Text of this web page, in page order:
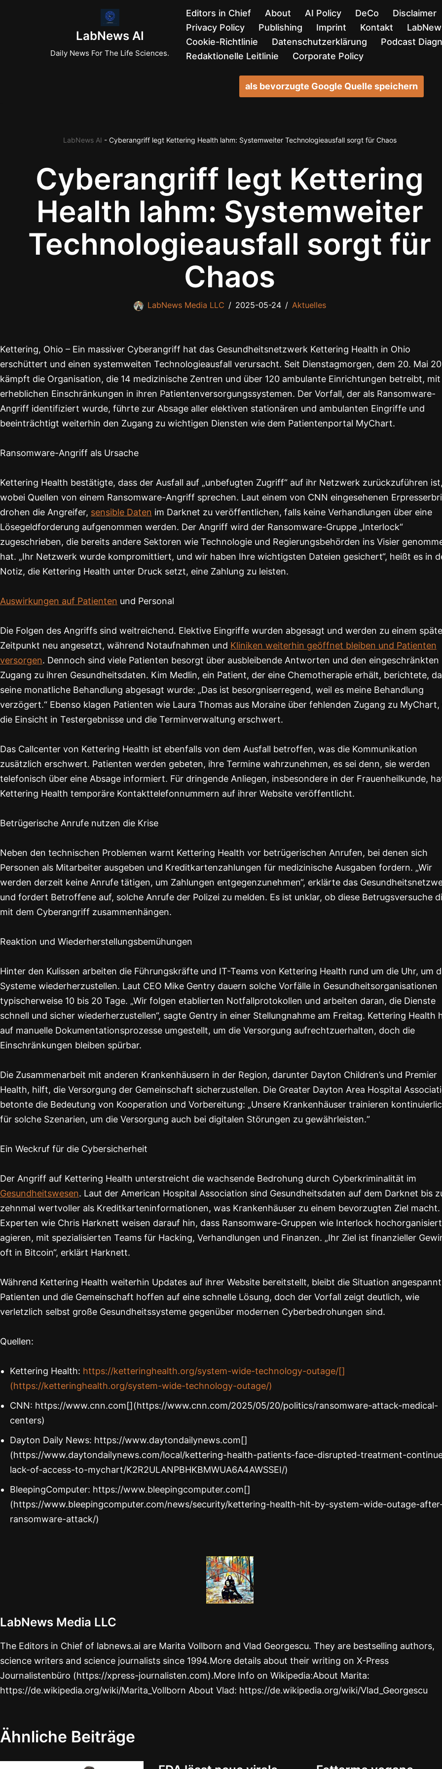
LabNews AI
Daily News For The Life Sciences.
Editors in Chief About AI Policy DeCo Disclaimer
Privacy Policy
Publishing Imprint Kontakt
Cookie-Richtlinie
Datenschutzerklärung
Podcast
Redaktionelle Leitlinie
Corporate Policy
als bevorzugte Google Quelle speichern
LabNews AI - Cyberangriff legt Kettering Health lahm: Systemweiter Technologieausfall sorgt für Chaos
Cyberangriff legt Kettering
Health lahm: Systemweiter
Technologieausfall sorgt für
Chaos
LabNews Media LLC 2025-05-24 Aktuelles
Kettering, Ohio – Ein massiver Cyberangriff hat das Gesundheitsnetzwerk Kettering Health in Ohio
erschüttert und einen systemweiten Technologieausfall verursacht. Seit Dienstagmorgen, dem 20. Mai
kämpft die Organisation, die 14 medizinische Zentren und über 120 ambulante Einrichtungen betreibt, mit
erheblichen Einschränkungen in ihren Patientenversorgungssystemen. Der Vorfall, der als Ransomware-
Angriff identifiziert wurde, führte zur Absage aller elektiven stationären und ambulanten Eingriffe und
beeinträchtigt weiterhin den Zugang zu wichtigen Diensten wie dem Patientenportal MyChart.
Ransomware-Angriff als Ursache
Kettering Health bestätigte, dass der Ausfall auf „unbefugten Zugriff“ auf ihr Netzwerk zurückzuführen ist,
wobei Quellen von einem Ransomware-Angriff sprechen. Laut einem von CNN eingesehenen
drohen die Angreifer, sensible Daten im Darknet zu veröffentlichen, falls keine Verhandlungen über eine
Lösegeldforderung aufgenommen werden. Der Angriff wird der Ransomware-Gruppe „Interlock“
zugeschrieben, die bereits andere Sektoren wie Technologie und Regierungsbehörden ins Visier
hat. „Ihr Netzwerk wurde kompromittiert, und wir haben Ihre wichtigsten Dateien gesichert“, heißt es in
Notiz, die Kettering Health unter Druck setzt, eine Zahlung zu leisten.
Auswirkungen auf Patienten und Personal
Die Folgen des Angriffs sind weitreichend. Elektive Eingriffe wurden abgesagt und werden zu einem
Zeitpunkt neu angesetzt, während Notaufnahmen und Kliniken weiterhin geöffnet bleiben und Patienten
versorgen. Dennoch sind viele Patienten besorgt über ausbleibende Antworten und den eingeschränkten
Zugang zu ihren Gesundheitsdaten. Kim Medlin, ein Patient, der eine Chemotherapie erhält, berichtete,
seine monatliche Behandlung abgesagt wurde: „Das ist besorgniserregend, weil es meine Behandlung
verzögert.“ Ebenso klagen Patienten wie Laura Thomas aus Moraine über fehlenden Zugang zu MyChart,
die Einsicht in Testergebnisse und die Terminverwaltung erschwert.
Das Callcenter von Kettering Health ist ebenfalls von dem Ausfall betroffen, was die Kommunikation
zusätzlich erschwert. Patienten werden gebeten, ihre Termine wahrzunehmen, es sei denn, sie werden
telefonisch über eine Absage informiert. Für dringende Anliegen, insbesondere in der Frauenheilkunde,
Kettering Health temporäre Kontakttelefonnummern auf ihrer Website veröffentlicht.
Betrügerische Anrufe nutzen die Krise
Neben den technischen Problemen warnt Kettering Health vor betrügerischen Anrufen, bei denen sich
Personen als Mitarbeiter ausgeben und Kreditkartenzahlungen für medizinische Ausgaben fordern. „Wir
werden derzeit keine Anrufe tätigen, um Zahlungen entgegenzunehmen“, erklärte das
und fordert Betroffene auf, solche Anrufe der Polizei zu melden. Es ist unklar, ob diese Betrugsversuche
mit dem Cyberangriff zusammenhängen.
Reaktion und Wiederherstellungsbemühungen
Hinter den Kulissen arbeiten die Führungskräfte und IT-Teams von Kettering Health rund um die Uhr, um
Systeme wiederherzustellen. Laut CEO Mike Gentry dauern solche Vorfälle in Gesundheitsorganisationen
typischerweise 10 bis 20 Tage. „Wir folgen etablierten Notfallprotokollen und arbeiten daran, die Dienste
schnell und sicher wiederherzustellen“, sagte Gentry in einer Stellungnahme am Freitag. Kettering Health
auf manuelle Dokumentationsprozesse umgestellt, um die Versorgung aufrechtzuerhalten, doch die
Einschränkungen bleiben spürbar.
Die Zusammenarbeit mit anderen Krankenhäusern in der Region, darunter Dayton Children’s und Premier
Health, hilft, die Versorgung der Gemeinschaft sicherzustellen. Die Greater Dayton Area Hospital
betonte die Bedeutung von Kooperation und Vorbereitung: „Unsere Krankenhäuser trainieren
für solche Szenarien, um die Versorgung auch bei digitalen Störungen zu gewährleisten.“
Ein Weckruf für die Cybersicherheit
Der Angriff auf Kettering Health unterstreicht die wachsende Bedrohung durch Cyberkriminalität im
Gesundheitswesen. Laut der American Hospital Association sind Gesundheitsdaten auf dem Darknet bis
zehnmal wertvoller als Kreditkarteninformationen, was Krankenhäuser zu einem bevorzugten Ziel macht.
Experten wie Chris Harknett weisen darauf hin, dass Ransomware-Gruppen wie Interlock hochorganisiert
agieren, mit spezialisierten Teams für Hacking, Verhandlungen und Finanzen. „Ihr Ziel ist finanzieller
oft in Bitcoin“, erklärt Harknett.
Während Kettering Health weiterhin Updates auf ihrer Website bereitstellt, bleibt die Situation
Patienten und die Gemeinschaft hoffen auf eine schnelle Lösung, doch der Vorfall zeigt deutlich, wie
verletzlich selbst große Gesundheitssysteme gegenüber modernen Cyberbedrohungen sind.
Quellen:
Kettering Health: https://ketteringhealth.org/system-wide-technology-outage/[]
(https://ketteringhealth.org/system-wide-technology-outage/)
CNN: https://www.cnn.com[](https://www.cnn.com/2025/05/20/politics/ransomware-attack-medical-
centers)
Dayton Daily News: https://www.daytondailynews.com[]
(https://www.daytondailynews.com/local/kettering-health-patients-face-disrupted-treatment-
lack-of-access-to-mychart/K2R2ULANPBHKBMWUA6A4AWSSEI/)
BleepingComputer: https://www.bleepingcomputer.com[]
(https://www.bleepingcomputer.com/news/security/kettering-health-hit-by-system-wide-outage-
ransomware-attack/)
LabNews Media LLC
The Editors in Chief of labnews.ai are Marita Vollborn and Vlad Georgescu. They are bestselling authors,
science writers and science journalists since 1994.More details about their writing on X-Press
Journalistenbüro (https://xpress-journalisten.com).More Info on Wikipedia:About Marita:
https://de.wikipedia.org/wiki/Marita_Vollborn About Vlad: https://de.wikipedia.org/wiki/Vlad_Georgescu
Ähnliche Beiträge